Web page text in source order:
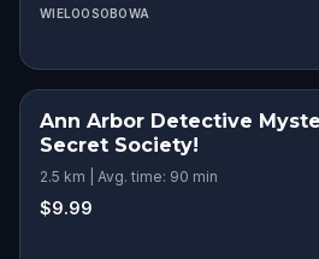
WIELOOSOBOWA
Ann Arbor Detective
Secret Society!
2.5 km | Avg. time: 90 min
$9.99